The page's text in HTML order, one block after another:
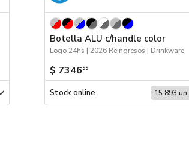
Botella ALU c/handle color
Logo 24hs | 2026 Reingresos | Drinkware
$ 734699
Stock online 15.893 un.